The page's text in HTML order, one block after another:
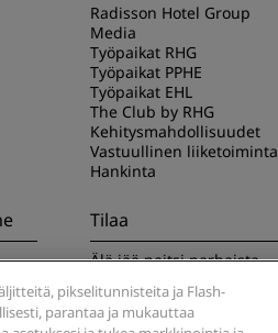
Radisson Hotel Group
Media
Työpaikat RHG
Työpaikat PPHE
Työpaikat EHL
The Club by RHG
Kehitysmahdollisuudet
Vastuullinen liiketoiminta
Hankinta
Tilaa
Älä jää paitsi parhaista
pikselitunnisteita ja Flash-
parantaa ja mukauttaa